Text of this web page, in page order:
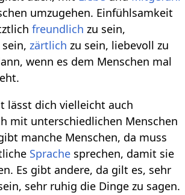
umzugehen. Einfühlsamkeit
freundlich zu sein,
sein,zärtlich zu sein, liebevoll zu
wenn es dem Menschen mal
lässt dich vielleicht auch
mit unterschiedlichen Menschen
manche Menschen, da muss
Sprache sprechen, damit sie
Es gibt andere, da gilt es, sehr
sehr ruhig die Dinge zu sagen.